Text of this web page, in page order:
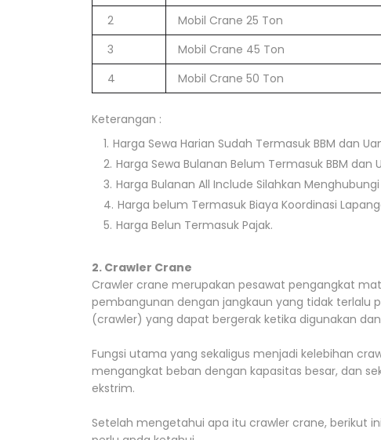
2
Mobil Crane 25 Ton
3
Mobil Crane 45 Ton
4
Mobil Crane 50 Ton
Keterangan :
Harga Sewa Harian Sudah Termasuk BBM dan
Harga Sewa Bulanan Belum Termasuk BBM
Harga Bulanan All Include Silahkan
Harga belum Termasuk Biaya Koordinasi
Harga Belun Termasuk Pajak.
2. Crawler Crane
Crawler crane merupakan pesawat pengangkat
pembangunan dengan jangkaun yang tidak terlalu
(crawler) yang dapat bergerak ketika digunakan
Fungsi utama yang sekaligus menjadi kelebihan
mengangkat beban dengan kapasitas besar, dan
ekstrim.
Setelah mengetahui apa itu crawler crane, berikut